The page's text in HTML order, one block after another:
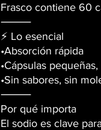
Frasco contiene 60
⸻
⚡ Lo esencial
•Absorción rápida
•Cápsulas
•Sin sabores, sin
⸻
Por qué importa
El sodio es clave